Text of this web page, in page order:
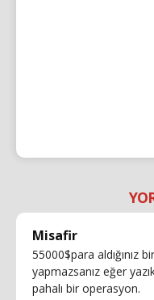
Misafir
55000$para aldığınız
yapmazsanız eğer
pahalı bir operasyon.